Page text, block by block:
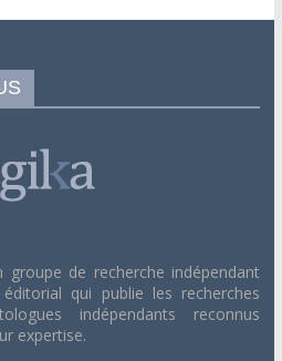
de recherche indépendant
qui publie les recherches
indépendants reconnus
expertise.